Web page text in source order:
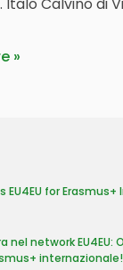
EU4EU for
nel network EU4EU:
internazionale!